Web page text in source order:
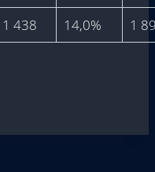
1 438 14,0% 1